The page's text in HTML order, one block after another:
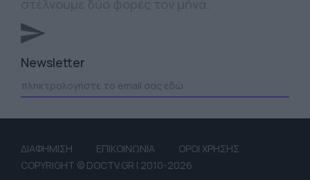
Newsletter
ΔΙΑΦΗΜΙΣΗ ΕΠΙΚΟΙΝΩΝΙΑ
ΟΡΟΙ ΧΡΗΣΗΣ
COPYRIGHT © DOCTV.GR | 2010-2026